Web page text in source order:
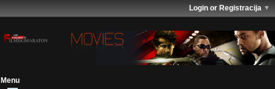
Login or Registracija